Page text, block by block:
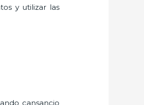
y utilizar las
cansancio